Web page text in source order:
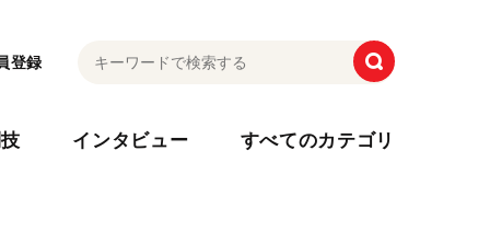
登録
インタビュー すべてのカテゴリ